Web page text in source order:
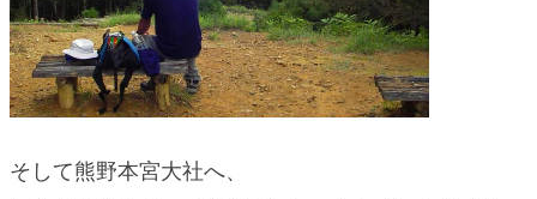
そして熊野本宮大社へ、